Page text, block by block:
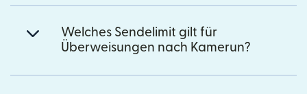
Welches Sendelimit gilt für
Überweisungen nach Kamerun?